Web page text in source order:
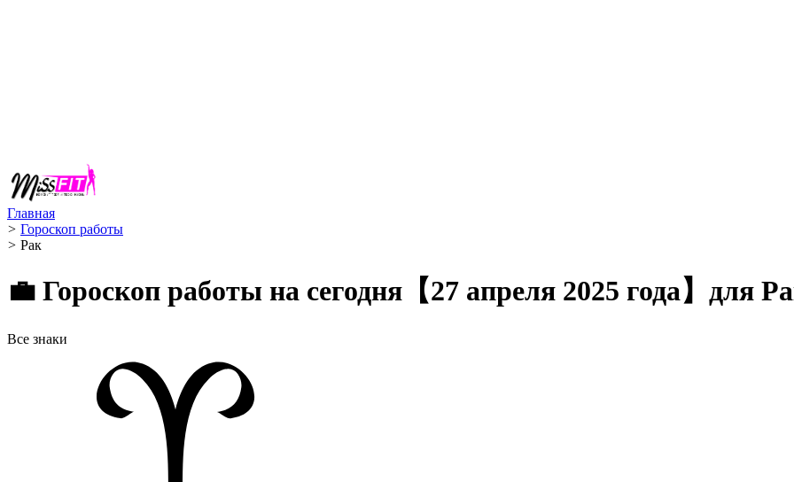
Главная
> Гороскоп работы
> Рак ️
💼 Гороскоп работы на сегодня【27 апреля 2025 года】для
Все знаки